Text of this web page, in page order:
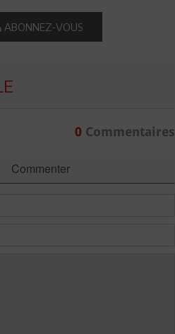
ABONNEZ-VOUS
0Commentaires
Commenter